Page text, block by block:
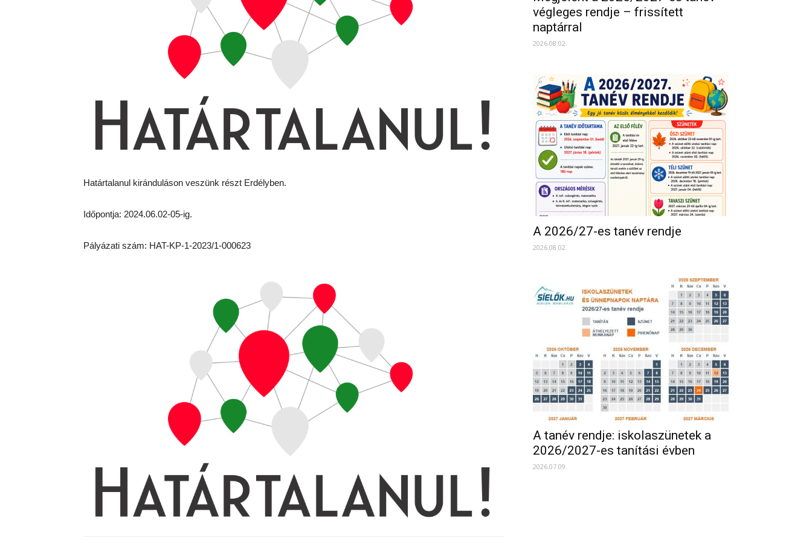
Határtalanul kiránduláson veszünk részt Erdélyben.
Időpontja: 2024.06.02-05-ig.
Pályázati szám: HAT-KP-1-2023/1-000623
végleges rendje – frissített
naptárral
2026.08.02.
A 2026/27-es tanév rendje
2026.08.02.
A tanév rendje: iskolaszünetek a
2026/2027-es tanítási évben
2026.07.09.